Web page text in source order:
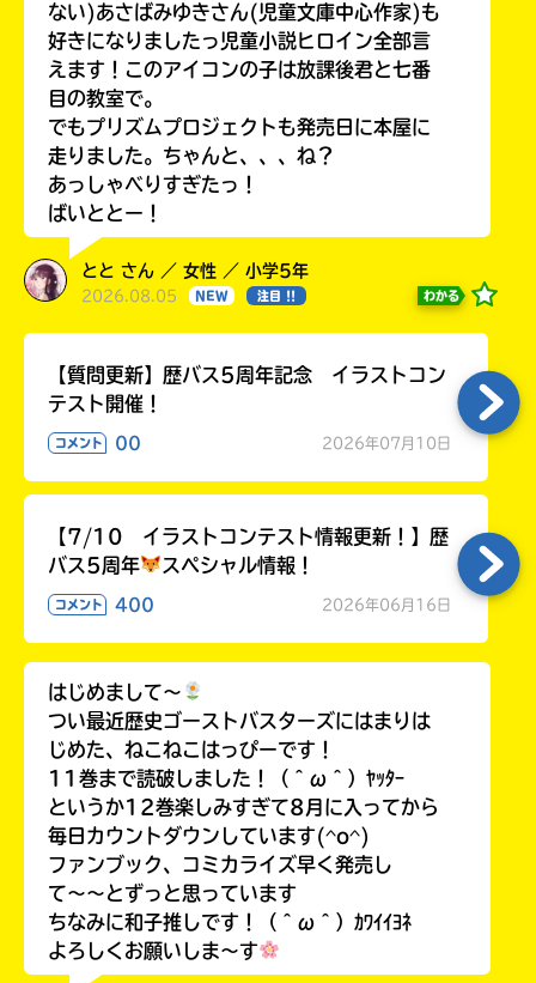
ない)あさばみゆきさん(児童文庫中心作家)も
好きになりましたっ児童小説ヒロイン全部言
えます！このアイコンの子は放課後君と七番
目の教室で。
でもプリズムプロジェクトも発売日に本屋に
走りました。ちゃんと、、、ね？
あっしゃべりすぎたっ！
ばいととー！
とと さん ／ 女性 ／ 小学5年
2026.08.05 NEW 注目 !! わかる
【質問更新】歴バス5周年記念 イラストコン
テスト開催！
コメント 00 2026年07月10日
【7/10 イラストコンテスト情報更新！】歴
バス5周年
スペシャル情報！
コメント 400 2026年06月16日
はじめまして〜
つい最近歴史ゴーストバスターズにはまりは
じめた、ねこねこはっぴーです！
11巻まで読破しました！（＾ω＾）ﾔｯﾀｰ
というか12巻楽しみすぎて8月に入ってから
毎日カウントダウンしています(^o^)
ファンブック、コミカライズ早く発売し
て〜〜とずっと思っています
ちなみに和子推しです！（＾ω＾）ｶﾜｲｲﾖﾈ
よろしくお願いしま〜す